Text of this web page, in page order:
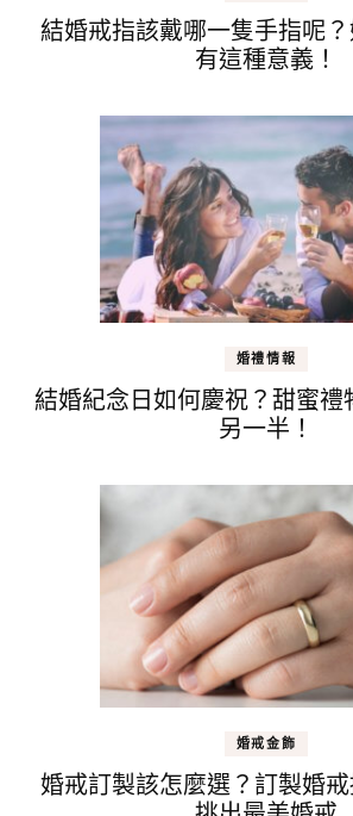
結婚戒指該戴哪一隻手指呢
有這種意義！
婚禮情報
結婚紀念日如何慶祝？甜蜜
另一半！
婚戒金飾
婚戒訂製該怎麼選？訂製婚